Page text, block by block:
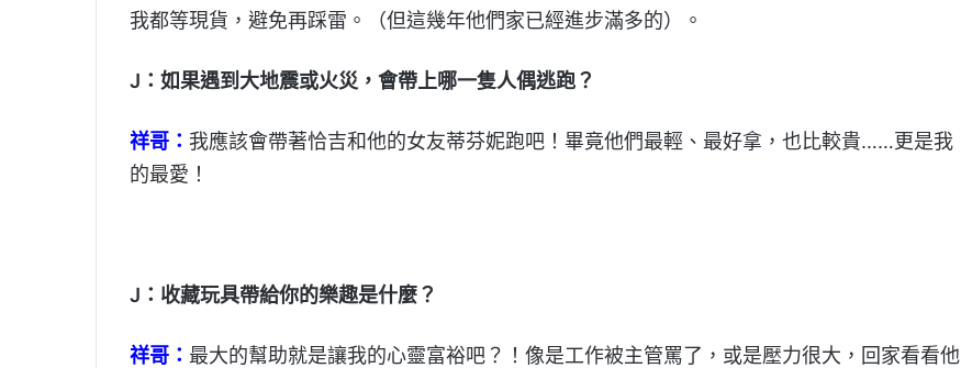
我都等現貨，避免再踩雷。（但這幾年他們家已經進步滿多的）。
J：如果遇到大地震或火災，會帶上哪一隻人偶逃跑？
祥哥： 我應該會帶著恰吉和他的女友蒂芬妮跑吧！畢竟他們最輕、最好拿，也比較貴……更是我
的最愛！
J：收藏玩具帶給你的樂趣是什麼？
祥哥： 最大的幫助就是讓我的心靈富裕吧？！像是工作被主管罵了，或是壓力很大，回家看看他